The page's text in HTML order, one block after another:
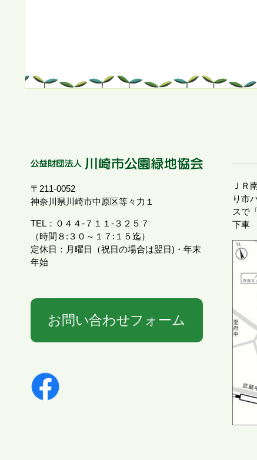
〒211-0052
神奈川県川崎市中原区等々力１
TEL：０４４-７１１-３２５７
（時間８:３０～１７:１５迄）
定休日：月曜日（祝日の場合は翌日)・年末
年始
お問い合わせフォーム
ＪＲ
り市
スで
下車